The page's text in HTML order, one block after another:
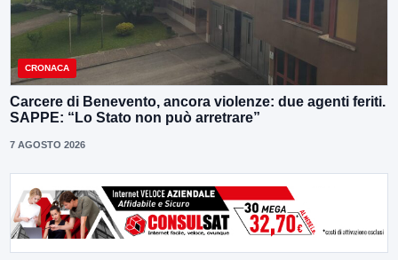
CRONACA
Carcere di Benevento, ancora violenze: due agenti feriti.
SAPPE: “Lo Stato non può arretrare”
7 AGOSTO 2026